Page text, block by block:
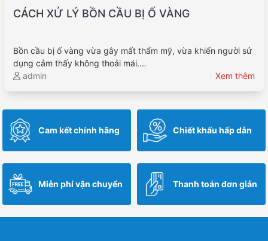
CÁCH XỬ LÝ BỒN CẦU BỊ Ố VÀNG
Bồn cầu bị ố vàng vừa gây mất thẩm mỹ, vừa khiến người sử
dụng cảm thấy không thoải mái.…
admin
Xem thêm
Cam kết chính hãng Chiết khấu hấp dẫn
Miễn phí vận chuyển Thanh toán đơn giản